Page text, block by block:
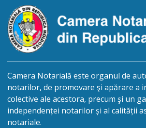
Camera Notarială este organul de
notarilor, de promovare şi apărare a
colective ale acestora, precum şi un
independenței notarilor și al calității
notariale.